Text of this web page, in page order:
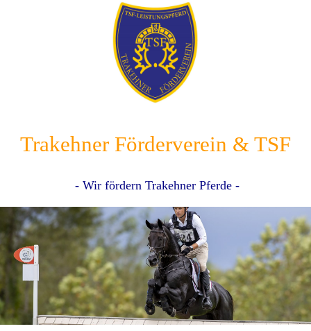
Trakehner Förderverein & TSF
- Wir fördern Trakehner Pferde -